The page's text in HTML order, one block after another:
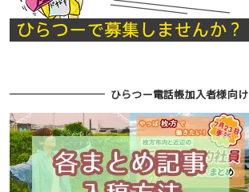
ひらつー電話帳加入者様向け